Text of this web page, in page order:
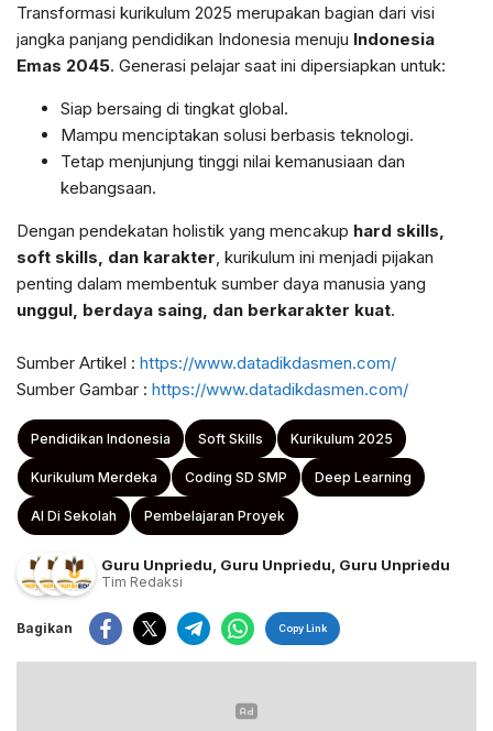
Transformasi kurikulum 2025 merupakan bagian dari visi
jangka panjang pendidikan Indonesia menuju Indonesia
Emas 2045. Generasi pelajar saat ini dipersiapkan untuk:
Siap bersaing di tingkat global.
Mampu menciptakan solusi berbasis teknologi.
Tetap menjunjung tinggi nilai kemanusiaan dan
kebangsaan.
Dengan pendekatan holistik yang mencakup hard skills,
soft skills, dan karakter , kurikulum ini menjadi pijakan
penting dalam membentuk sumber daya manusia yang
unggul, berdaya saing, dan berkarakter kuat.
Sumber Artikel : https://www.datadikdasmen.com/
Sumber Gambar : https://www.datadikdasmen.com/
Pendidikan Indonesia Soft Skills Kurikulum 2025
Kurikulum Merdeka Coding SD SMP Deep Learning
AI Di Sekolah Pembelajaran Proyek
Guru Unpriedu, Guru Unpriedu, Guru Unpriedu
Tim Redaksi
Bagikan Copy Link